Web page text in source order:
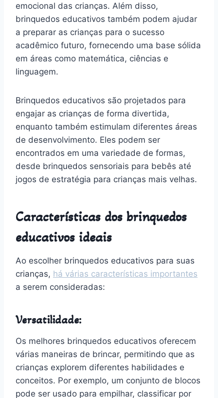
emocional das crianças. Além disso,
brinquedos educativos também podem ajudar
a preparar as crianças para o sucesso
acadêmico futuro, fornecendo uma base sólida
em áreas como matemática, ciências e
linguagem.
Brinquedos educativos são projetados para
engajar as crianças de forma divertida,
enquanto também estimulam diferentes áreas
de desenvolvimento. Eles podem ser
encontrados em uma variedade de formas,
desde brinquedos sensoriais para bebês até
jogos de estratégia para crianças mais velhas.
Características dos brinquedos
educativos ideais
Ao escolher brinquedos educativos para suas
crianças, há várias características importantes
a serem consideradas:
Versatilidade:
Os melhores brinquedos educativos oferecem
várias maneiras de brincar, permitindo que as
crianças explorem diferentes habilidades e
conceitos. Por exemplo, um conjunto de blocos
pode ser usado para empilhar, classificar por